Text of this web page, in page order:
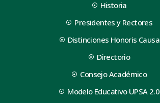
Historia
Presidentes y Rectores
Distinciones Honoris Causa
Directorio
Consejo Académico
Modelo Educativo UPSA 2.0